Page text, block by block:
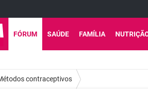
FÓRUM SAÚDE FAMÍLIA
contraceptivos